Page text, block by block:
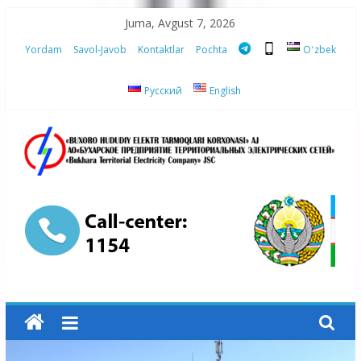
content
Juma, Avgust 7, 2026
Yordam Savol-Javob Kontaktlar Pochta Oʻzbek
Русский English
“Buxoro
hududiy
elektr
tarmoqlari